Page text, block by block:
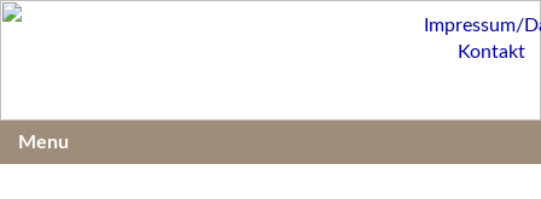
Impressum/
Kontakt
Menu